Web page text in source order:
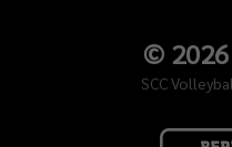
© 2026
SCC